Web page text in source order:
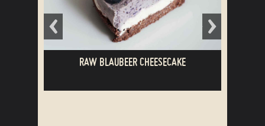
RAW BLAUBEER CHEESECAKE